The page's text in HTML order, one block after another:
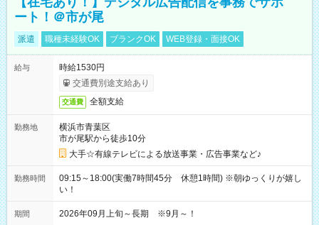
ート！＠市が尾
派遣 職種未経験OK ブランクOK WEB登録・面接OK
給与
時給1530円
交通費別途支給あり
交通費 全額支給
勤務地
横浜市青葉区
市が尾駅から徒歩10分
大手☆有線テレビによる放送事業・広告事業など♪
勤務時間
09:15～18:00(実働7時間45分 休憩1時間) ※朝ゆっくりが嬉し
い！
期間 2026年09月上旬～長期 ※9月～！